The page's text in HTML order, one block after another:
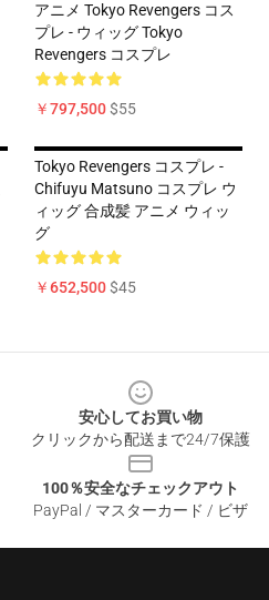
アニメ Tokyo Revengers コス
プレ - ウィッグ Tokyo
Revengers コスプレ
￥797,500$55
Tokyo Revengers コスプレ -
Chifuyu Matsuno コスプレ ウ
ィッグ 合成髪 アニメ ウィッ
グ
￥652,500$45
安心してお買い物
クリックから配送まで24/7保護
100％安全なチェックアウト
PayPal / マスターカード / ビザ